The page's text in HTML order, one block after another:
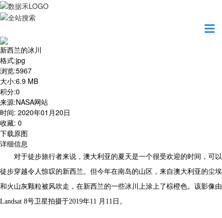
新西兰的冰川
格式:jpg
浏览:5967
大小:6.9 MB
积分:0
来源:NASA网站
时间: 2020年01月20日
收藏: 0
下载原图
详细信息
对于徒步旅行者来说，澳大利亚的夏天是一个很受欢迎的时间，可以
徒步穿越令人惊叹的新西兰。但今年在南岛的山区，来自澳大利亚的尘埃
和火山灰颗粒被风吹走，在新西兰的一些冰川上涂上了棕橙色。该影像由
Landsat 8号卫星拍摄于2019年11 月11日。